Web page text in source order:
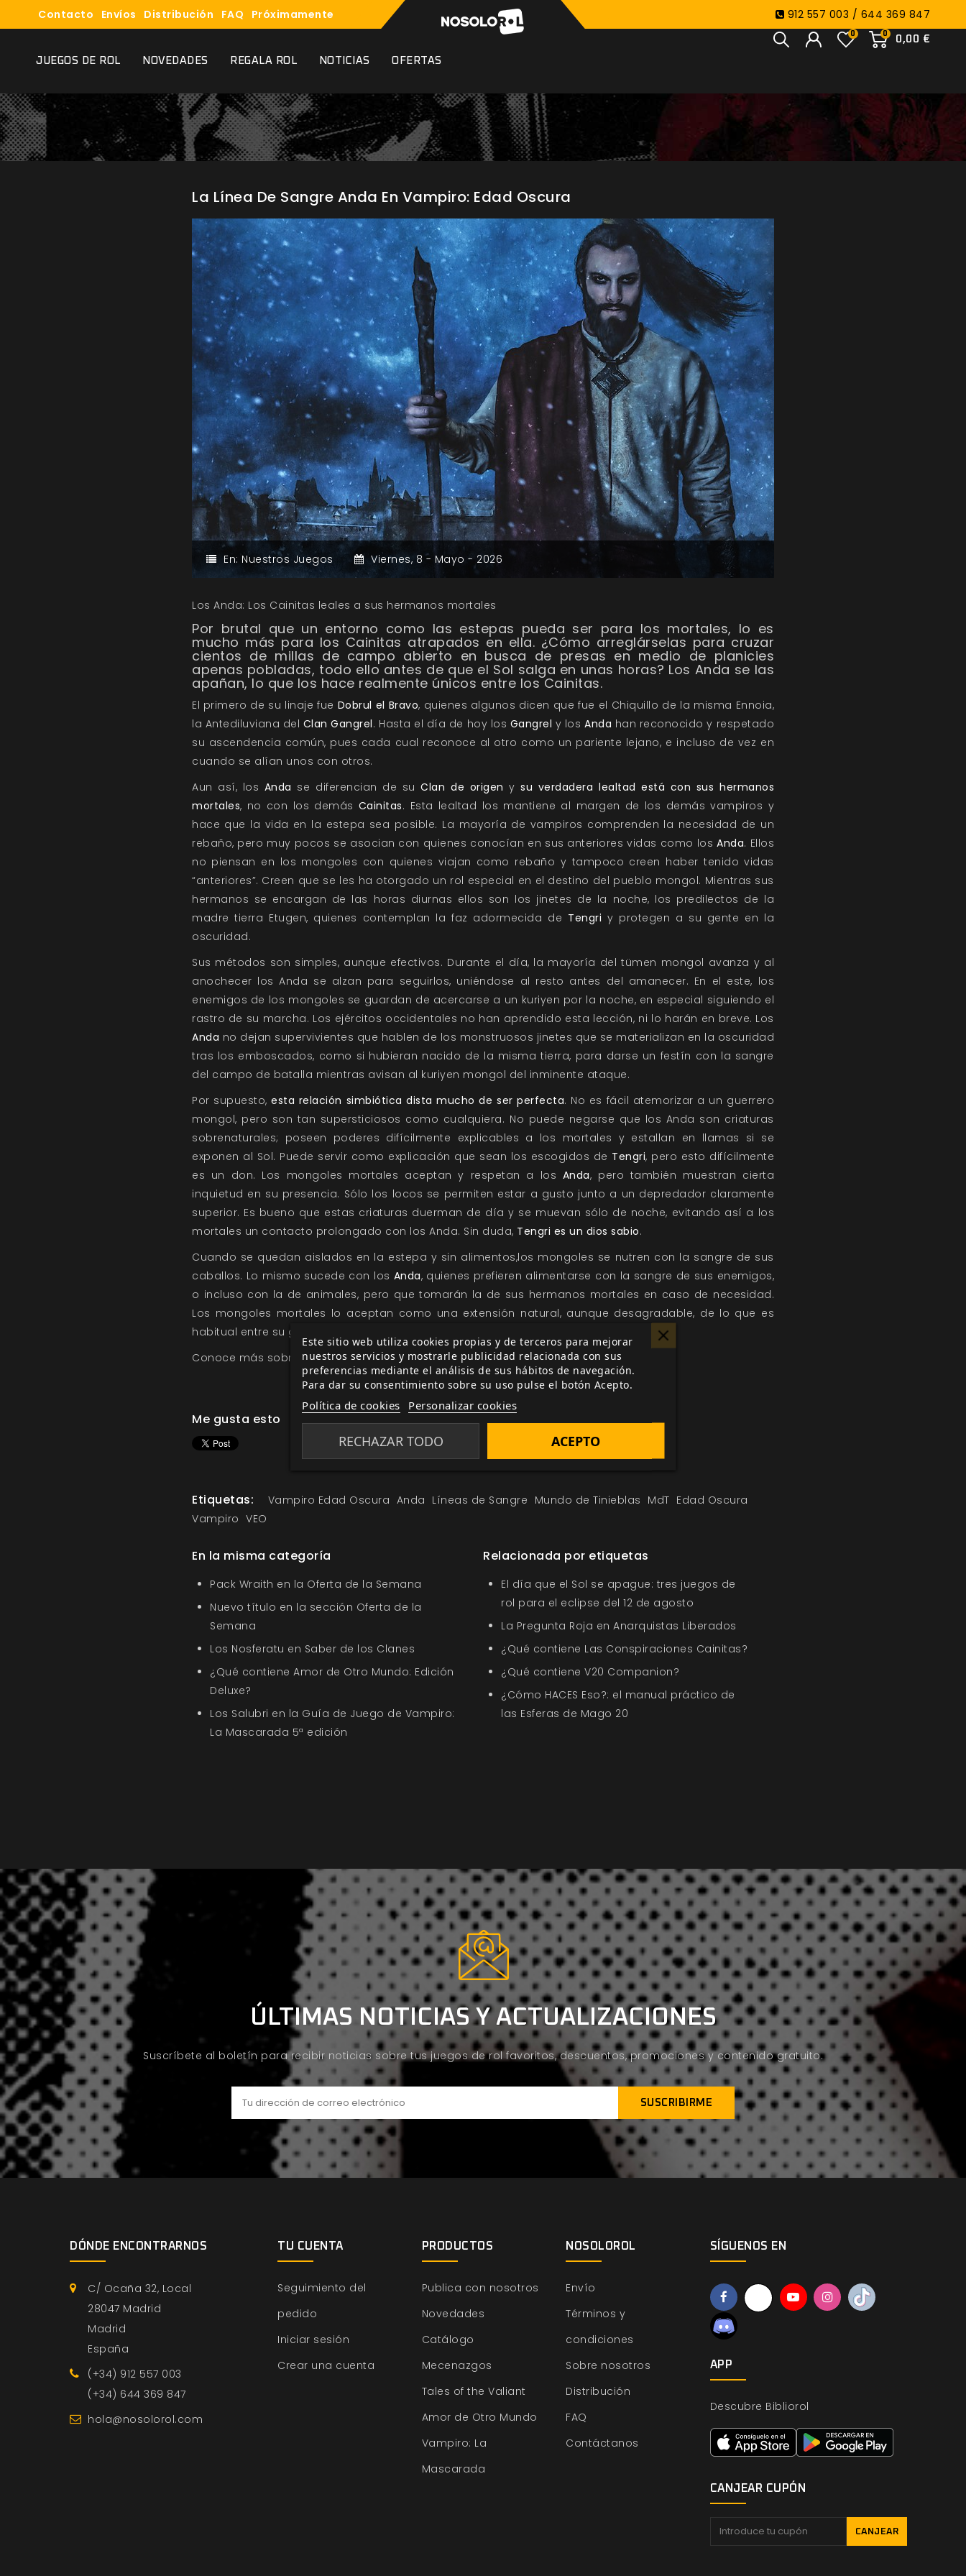
Contacto Envíos Distribución FAQ Próximamente 912 557 003 / 644 369 847
0
0,00 €
0
JUEGOS DE ROL NOVEDADES REGALA ROL NOTICIAS OFERTAS
La Línea De Sangre Anda En Vampiro: Edad Oscura
En: Nuestros Juegos Viernes, 8 - Mayo - 2026
Los Anda: Los Cainitas leales a sus hermanos mortales
Por brutal que un entorno como las estepas pueda ser para los mortales, lo es
mucho más para los Cainitas atrapados en ella. ¿Cómo arreglárselas para cruzar
cientos de millas de campo abierto en busca de presas en medio de planicies
apenas pobladas, todo ello antes de que el Sol salga en unas horas? Los Anda se las
apañan, lo que los hace realmente únicos entre los Cainitas.
El primero de su linaje fue Dobrul el Bravo, quienes algunos dicen que fue el Chiquillo de la misma Ennoia,
la Antediluviana del Clan Gangrel. Hasta el día de hoy los Gangrel y losAnda han reconocido y respetado
su ascendencia común, pues cada cual reconoce al otro como un pariente lejano, e incluso de vez en
cuando se alían unos con otros.
Aun así, los Anda se diferencian de su Clan de origen ysu verdadera lealtad está con sus hermanos
mortales, no con los demás Cainitas. Esta lealtad los mantiene al margen de los demás vampiros y
hace que la vida en la estepa sea posible. La mayoría de vampiros comprenden la necesidad de un
rebaño, pero muy pocos se asocian con quienes conocían en sus anteriores vidas como losAnda. Ellos
no piensan en los mongoles con quienes viajan como rebaño y tampoco creen haber tenido vidas
“anteriores”. Creen que se les ha otorgado un rol especial en el destino del pueblo mongol. Mientras sus
hermanos se encargan de las horas diurnas ellos son los jinetes de la noche, los predilectos de la
madre tierra Etugen, quienes contemplan la faz adormecida de Tengri y protegen a su gente en la
oscuridad.
Sus métodos son simples, aunque efectivos. Durante el día, la mayoría del tümen mongol avanza y al
anochecer los Anda se alzan para seguirlos, uniéndose al resto antes del amanecer. En el este, los
enemigos de los mongoles se guardan de acercarse a un kuriyen por la noche, en especial siguiendo el
rastro de su marcha. Los ejércitos occidentales no han aprendido esta lección, ni lo harán en breve. Los
Anda no dejan supervivientes que hablen de los monstruosos jinetes que se materializan en la oscuridad
tras los emboscados, como si hubieran nacido de la misma tierra, para darse un festín con la sangre
del campo de batalla mientras avisan al kuriyen mongol del inminente ataque.
Por supuesto,esta relación simbiótica dista mucho de ser perfecta. No es fácil atemorizar a un guerrero
mongol, pero son tan supersticiosos como cualquiera. No puede negarse que los Anda son criaturas
sobrenaturales; poseen poderes difícilmente explicables a los mortales y estallan en llamas si se
exponen al Sol. Puede servir como explicación que sean los escogidos de Tengri, pero esto difícilmente
es un don. Los mongoles mortales aceptan y respetan a los Anda, pero también muestran cierta
inquietud en su presencia. Sólo los locos se permiten estar a gusto junto a un depredador claramente
superior. Es bueno que estas criaturas duerman de día y se muevan sólo de noche, evitando así a los
mortales un contacto prolongado con los Anda. Sin duda, Tengri es un dios sabio.
Cuando se quedan aislados en la estepa y sin alimentos,los mongoles se nutren con la sangre de sus
caballos. Lo mismo sucede con los Anda, quienes prefieren alimentarse con la sangre de sus enemigos,
o incluso con la de animales, pero que tomarán la de sus hermanos mortales en caso de necesidad.
Los mongoles mortales lo aceptan como una extensión natural, aunque desagradable, de lo que es
habitual entre su gente.
Conoce más sobre losAnda enVampiro: Edad Oscura
Me gusta esto
Etiquetas: Vampiro Edad Oscura Anda Líneas de Sangre Mundo de Tinieblas MdT Edad Oscura
Vampiro VEO
En la misma categoría
Pack Wraith en la Oferta de la Semana
Nuevo título en la sección Oferta de la
Semana
Los Nosferatu en Saber de los Clanes
¿Qué contiene Amor de Otro Mundo: Edición
Deluxe?
Los Salubri en la Guía de Juego de Vampiro:
La Mascarada 5ª edición
Relacionada por etiquetas
El día que el Sol se apague: tres juegos de
rol para el eclipse del 12 de agosto
La Pregunta Roja en Anarquistas Liberados
¿Qué contiene Las Conspiraciones Cainitas?
¿Qué contiene V20 Companion?
¿Cómo HACES Eso?: el manual práctico de
las Esferas de Mago 20
ÚLTIMAS NOTICIAS Y ACTUALIZACIONES
Suscríbete al boletín para recibir noticias sobre tus juegos de rol favoritos, descuentos, promociones y contenido gratuito.
DÓNDE ENCONTRARNOS
C/ Ocaña 32, Local
28047 Madrid
Madrid
España
(+34) 912 557 003
(+34) 644 369 847
hola@nosolorol.com
TU CUENTA
Seguimiento del
pedido
Iniciar sesión
Crear una cuenta
PRODUCTOS
Publica con nosotros
Novedades
Catálogo
Mecenazgos
Tales of the Valiant
Amor de Otro Mundo
Vampiro: La
Mascarada
NOSOLOROL
Envío
Términos y
condiciones
Sobre nosotros
Distribución
FAQ
Contáctanos
SÍGUENOS EN
Este sitio web utiliza cookies propias y de terceros para mejorar
nuestros servicios y mostrarle publicidad relacionada con sus
preferencias mediante el análisis de sus hábitos de navegación.
Para dar su consentimiento sobre su uso pulse el botón Acepto.
Política de cookies Personalizar cookies
RECHAZAR TODO ACEPTO
APP
Descubre Bibliorol
CANJEAR CUPÓN
CANJEAR